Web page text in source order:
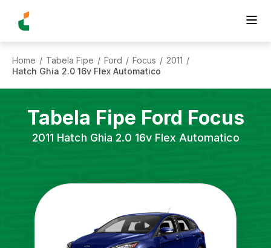
Home / Tabela Fipe / Ford / Focus / 2011 /
Hatch Ghia 2.0 16v Flex Automatico
Tabela Fipe Ford Focus
2011 Hatch Ghia 2.0 16v Flex Automatico